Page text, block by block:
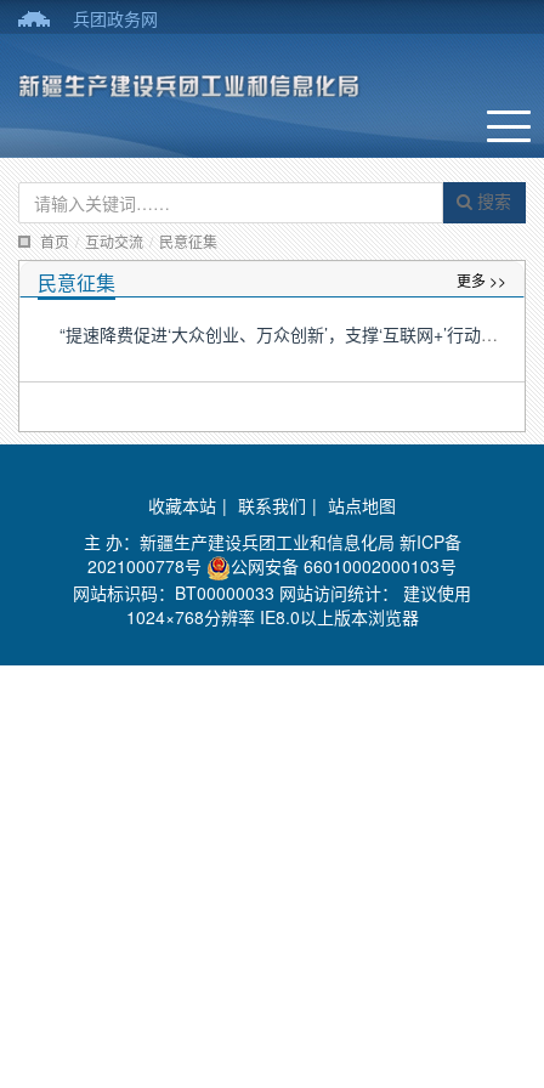
兵团政务网
搜索
首页 / 互动交流 / 民意征集
民意征集 更多 >>
“提速降费促进‘大众创业、万众创新’，支撑‘互联网+’行动计划”专题新闻发布会召开
收藏本站 | 联系我们 | 站点地图
主 办：新疆生产建设兵团工业和信息化局 新ICP备
2021000778号
公网安备 66010002000103号
网站标识码：BT00000033 网站访问统计： 建议使用
1024×768分辨率 IE8.0以上版本浏览器